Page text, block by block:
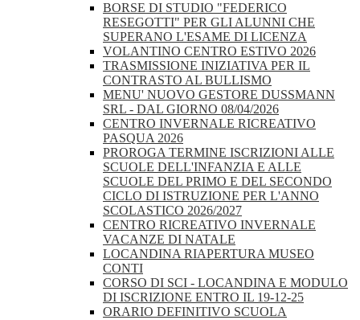
BORSE DI STUDIO "FEDERICO
RESEGOTTI" PER GLI ALUNNI CHE
SUPERANO L'ESAME DI LICENZA
VOLANTINO CENTRO ESTIVO 2026
TRASMISSIONE INIZIATIVA PER IL
CONTRASTO AL BULLISMO
MENU' NUOVO GESTORE DUSSMANN
SRL - DAL GIORNO 08/04/2026
CENTRO INVERNALE RICREATIVO
PASQUA 2026
PROROGA TERMINE ISCRIZIONI ALLE
SCUOLE DELL'INFANZIA E ALLE
SCUOLE DEL PRIMO E DEL SECONDO
CICLO DI ISTRUZIONE PER L'ANNO
SCOLASTICO 2026/2027
CENTRO RICREATIVO INVERNALE
VACANZE DI NATALE
LOCANDINA RIAPERTURA MUSEO
CONTI
CORSO DI SCI - LOCANDINA E MODULO
DI ISCRIZIONE ENTRO IL 19-12-25
ORARIO DEFINITIVO SCUOLA